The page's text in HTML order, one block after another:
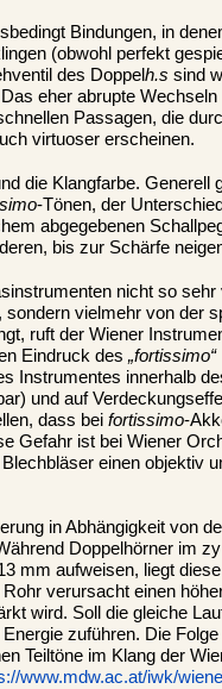
Bindungen, in
(obwohl perfekt
des Doppelh.s sind
eher abrupte
Passagen, die
virtuoser erscheinen.
die Klangfarbe. Generell
-Tönen, der
abgegebenen
bis zur Schärfe
nicht so
vielmehr von der
ruft der Wiener
Eindruck des „fortissimo“
Instrumentes innerhalb
und auf
dass bei fortissimo-
Gefahr ist bei Wiener
einen objektiv
in Abhängigkeit von
Doppelhörner im
mm aufweisen, liegt
verursacht einen
wird. Soll die gleiche
zuführen. Die
Teiltöne im Klang der
www.mdw.ac.at/iwk/